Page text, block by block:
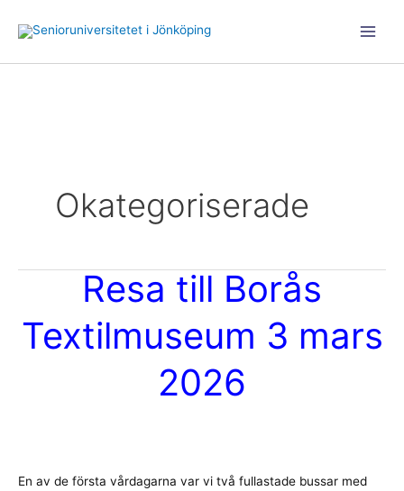
Okategoriserade
Resa till Borås
Textilmuseum 3 mars
2026
En av de första vårdagarna var vi två fullastade bussar med